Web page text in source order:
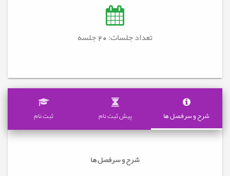
تعداد جلسات: 20 جلسه
شرح و سرفصل ها پیش ثبت نام ثبت نام
شرح و سرفصل ها